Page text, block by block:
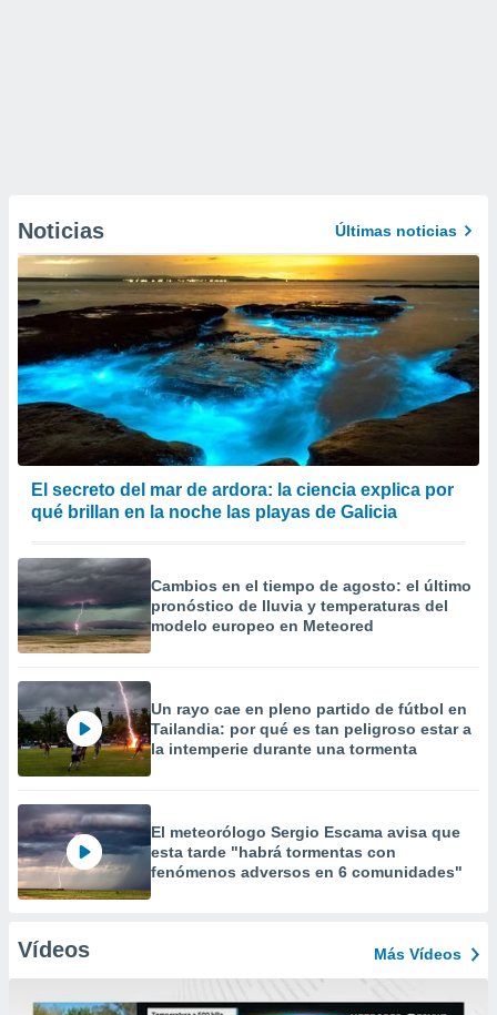
Noticias Últimas noticias
El secreto del mar de ardora: la ciencia explica por
qué brillan en la noche las playas de Galicia
Cambios en el tiempo de agosto: el último
pronóstico de lluvia y temperaturas del
modelo europeo en Meteored
Un rayo cae en pleno partido de fútbol en
Tailandia: por qué es tan peligroso estar a
la intemperie durante una tormenta
El meteorólogo Sergio Escama avisa que
esta tarde "habrá tormentas con
fenómenos adversos en 6 comunidades"
Vídeos Más Vídeos